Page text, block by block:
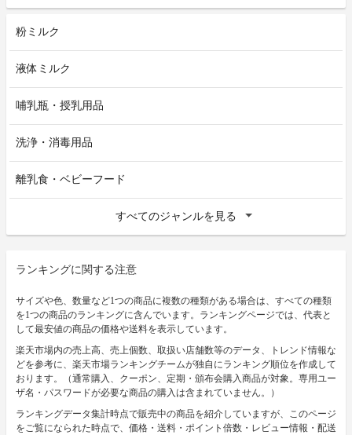
粉ミルク
液体ミルク
哺乳瓶・授乳用品
洗浄・消毒用品
離乳食・ベビーフード
すべてのジャンルを見る
ランキングに関する注意
サイズや色、数量など1つの商品に複数の種類がある場合は、すべての種類
を1つの商品のランキングに含んでいます。ランキングページでは、代表と
して最安値の商品の価格や送料を表示しています。
楽天市場内の売上高、売上個数、取扱い店舗数等のデータ、トレンド情報な
どを参考に、楽天市場ランキングチームが独自にランキング順位を作成して
おります。（通常購入、クーポン、定期・頒布会購入商品が対象。専用ユー
ザ名・パスワードが必要な商品の購入は含まれていません。）
ランキングデータ集計時点で販売中の商品を紹介していますが、このページ
をご覧になられた時点で、価格・送料・ポイント倍数・レビュー情報・配送